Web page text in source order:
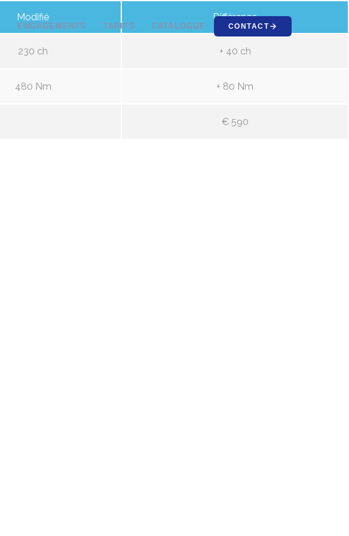
ENGAGEMENTS TARIFS CATALOGUE CONTACT
Modifié Différence
230 ch + 40 ch
480 Nm + 80 Nm
€ 590